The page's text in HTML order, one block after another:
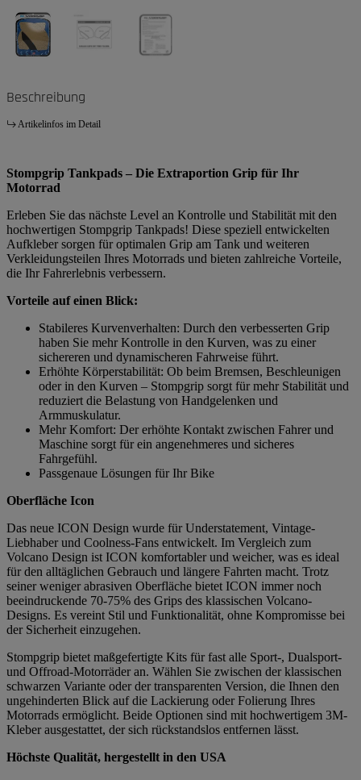
Beschreibung
Artikelinfos im Detail
Stompgrip Tankpads – Die Extraportion Grip für Ihr
Motorrad
Erleben Sie das nächste Level an Kontrolle und Stabilität mit den
hochwertigen Stompgrip Tankpads! Diese speziell entwickelten
Aufkleber sorgen für optimalen Grip am Tank und weiteren
Verkleidungsteilen Ihres Motorrads und bieten zahlreiche Vorteile,
die Ihr Fahrerlebnis verbessern.
Vorteile auf einen Blick:
Stabileres Kurvenverhalten: Durch den verbesserten Grip
haben Sie mehr Kontrolle in den Kurven, was zu einer
sichereren und dynamischeren Fahrweise führt.
Erhöhte Körperstabilität: Ob beim Bremsen, Beschleunigen
oder in den Kurven – Stompgrip sorgt für mehr Stabilität und
reduziert die Belastung von Handgelenken und
Armmuskulatur.
Mehr Komfort: Der erhöhte Kontakt zwischen Fahrer und
Maschine sorgt für ein angenehmeres und sicheres
Fahrgefühl.
Passgenaue Lösungen für Ihr Bike
Oberfläche Icon
Das neue ICON Design wurde für Understatement, Vintage-
Liebhaber und Coolness-Fans entwickelt. Im Vergleich zum
Volcano Design ist ICON komfortabler und weicher, was es ideal
für den alltäglichen Gebrauch und längere Fahrten macht. Trotz
seiner weniger abrasiven Oberfläche bietet ICON immer noch
beeindruckende 70-75% des Grips des klassischen Volcano-
Designs. Es vereint Stil und Funktionalität, ohne Kompromisse bei
der Sicherheit einzugehen.
Stompgrip bietet maßgefertigte Kits für fast alle Sport-, Dualsport-
und Offroad-Motorräder an. Wählen Sie zwischen der klassischen
schwarzen Variante oder der transparenten Version, die Ihnen den
ungehinderten Blick auf die Lackierung oder Folierung Ihres
Motorrads ermöglicht. Beide Optionen sind mit hochwertigem 3M-
Kleber ausgestattet, der sich rückstandslos entfernen lässt.
Höchste Qualität, hergestellt in den USA